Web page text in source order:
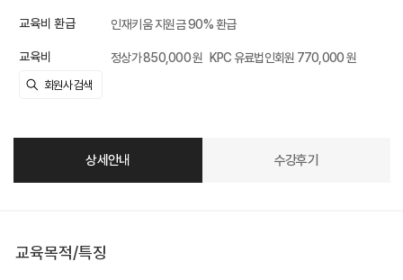
교육비 환급 인재키움 지원금 90% 환급
교육비 정상가 850,000 원 KPC 유료법인회원 770,000 원
상세안내 수강후기
교육목적/특징